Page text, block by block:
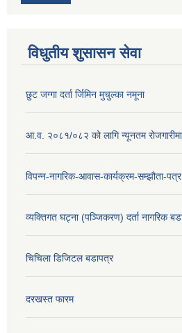
विधुतीय शुसासन सेवा
छुट जग्गा दर्ता र्जिमिन मुचुल्का नमूना
आ.व. २०८१/०८२ को लागि न्यूनतम
विपन्न-नागरिक-आवास-कार्यक्रम-सम्झौता-
व्यक्तिगत घट्ना (पञ्जिकरण) दर्ता नागरिक
चिचिला डिजिटल बडापत्र
दरखस्त फारम